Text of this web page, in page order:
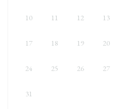
10 11 12 13
17 18 19 20
24 25 26 27
31